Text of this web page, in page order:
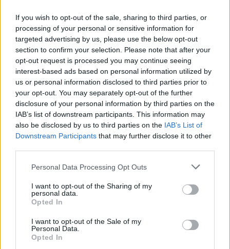
If you wish to opt-out of the sale, sharing to third parties, or
processing of your personal or sensitive information for
targeted advertising by us, please use the below opt-out
section to confirm your selection. Please note that after your
opt-out request is processed you may continue seeing
interest-based ads based on personal information utilized by
us or personal information disclosed to third parties prior to
your opt-out. You may separately opt-out of the further
disclosure of your personal information by third parties on the
IAB’s list of downstream participants. This information may
also be disclosed by us to third parties on the IAB’s List of
Downstream Participants that may further disclose it to other
Personal Data Processing Opt Outs
I want to opt-out of the Sharing of my
personal data.
Opted In
I want to opt-out of the Sale of my
Personal Data.
Opted In
με 1-0 στη σειρά. Παρότι η συνέχεια ανήκε στη
«Βασίλισσα», η οποία κατέκτησε τελικά τη σειρά με
3-1 και προκρίθηκε στο Final Four, ο νεαρός τότε
Λούκα δεν έχει ξεχάσει ούτε τη δύναμη της
εξέδρας ούτε την ασφυκτική πίεση που ένιωσε
εκείνο το βράδυ στο ΟΑΚΑ.
Μια δήλωση που αναδεικνύει για άλλη μία φορά τη
μοναδικότητα της μπασκετικής ατμόσφαιρας στην
Ελλάδα και ειδικότερα εκείνης που δημιουργούν οι
φίλοι του Παναθηναϊκού.
Παιχνίδι από παντού στη Novibet με το